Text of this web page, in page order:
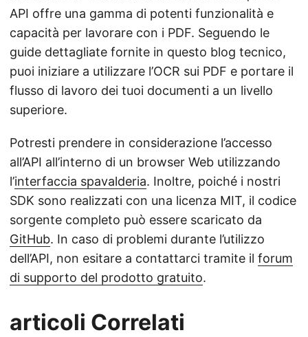
API offre una gamma di potenti funzionalità e
capacità per lavorare con i PDF. Seguendo le
guide dettagliate fornite in questo blog tecnico,
puoi iniziare a utilizzare l’OCR sui PDF e portare il
flusso di lavoro dei tuoi documenti a un livello
superiore.
Potresti prendere in considerazione l’accesso
all’API all’interno di un browser Web utilizzando
l’interfaccia spavalderia. Inoltre, poiché i nostri
SDK sono realizzati con una licenza MIT, il codice
sorgente completo può essere scaricato da
GitHub. In caso di problemi durante l’utilizzo
dell’API, non esitare a contattarci tramite il forum
di supporto del prodotto gratuito.
articoli Correlati